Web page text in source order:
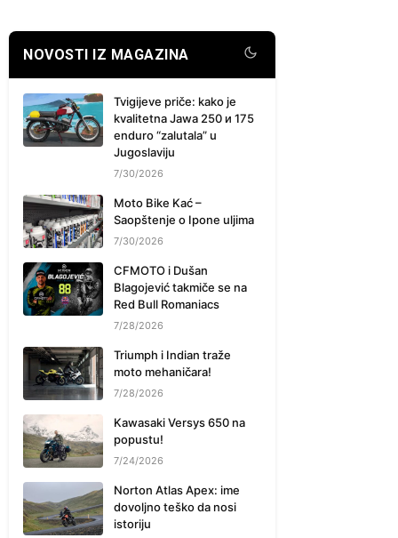
NOVOSTI IZ MAGAZINA
Tvigijeve priče: kako je
kvalitetna Jawa 250 и 175
enduro “zalutala” u
Jugoslaviju
7/30/2026
Moto Bike Kać –
Saopštenje o Ipone uljima
7/30/2026
CFMOTO i Dušan
Blagojević takmiče se na
Red Bull Romaniacs
7/28/2026
Triumph i Indian traže
moto mehaničara!
7/28/2026
Kawasaki Versys 650 na
popustu!
7/24/2026
Norton Atlas Apex: ime
dovoljno teško da nosi
istoriju